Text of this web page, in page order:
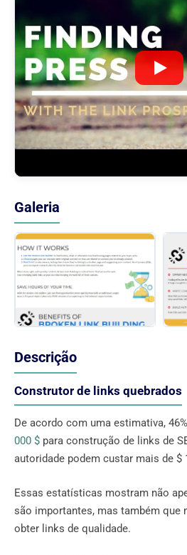
Galeria
Descrição
Construtor de links quebrados
De acordo com uma estimativa,
000 $ para construção de links de
autoridade podem custar mais de $
Essas estatísticas mostram não
são importantes, mas também que
obter links de qualidade.